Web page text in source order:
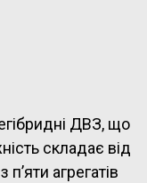
ДВЗ, що
складає від
агрегатів